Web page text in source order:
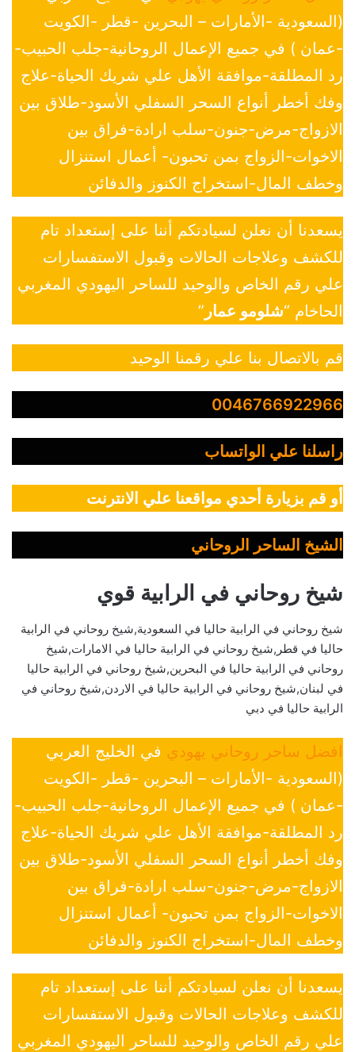
(السعودية -الأمارات – البحرين -قطر -الكويت
-عمان ) في جميع الإعمال الروحانية-جلب الحبيب-
رد المطلقة-موافقة الأهل علي شريك الحياة-علاج
وفك أخطر أنواع السحر السفلي الأسود-طلاق بين
الازواج-مرض-جنون-سلب ارادة-فراق بين
الاخوات-الزواج بمن تحبون- أعمال استنزال
وخطف المال-استخراج الكنوز والدفائن
يسعدنا أن نعلن لسيادتكم أننا على إستعداد تام
للكشف وعلاجات الحالات وقبول الاستفسارات
علي رقم الخاص والوحيد للساحر اليهودي المغربي
الحاخام “شلومو عمار ”
قم بالاتصال بنا علي رقمنا الوحيد
0046766922966
راسلنا علي الواتساب
أو قم بزيارة أحدي مواقعنا علي الانترنت
الشيخ الساحر الروحاني
شيخ روحاني في الرابية قوي
شيخ روحاني في الرابية حاليا في السعودية,شيخ روحاني في الرابية
حاليا في قطر,شيخ روحاني في الرابية حاليا في الامارات,شيخ
روحاني في الرابية حاليا في البحرين,شيخ روحاني في الرابية حاليا
في لبنان,شيخ روحاني في الرابية حاليا في الاردن,شيخ روحاني في
الرابية حاليا في دبي
افضل ساحر روحاني يهودي في الخليج العربي
(السعودية -الأمارات – البحرين -قطر -الكويت
-عمان ) في جميع الإعمال الروحانية-جلب الحبيب-
رد المطلقة-موافقة الأهل علي شريك الحياة-علاج
وفك أخطر أنواع السحر السفلي الأسود-طلاق بين
الازواج-مرض-جنون-سلب ارادة-فراق بين
الاخوات-الزواج بمن تحبون- أعمال استنزال
وخطف المال-استخراج الكنوز والدفائن
يسعدنا أن نعلن لسيادتكم أننا على إستعداد تام
للكشف وعلاجات الحالات وقبول الاستفسارات
علي رقم الخاص والوحيد للساحر اليهودي المغربي